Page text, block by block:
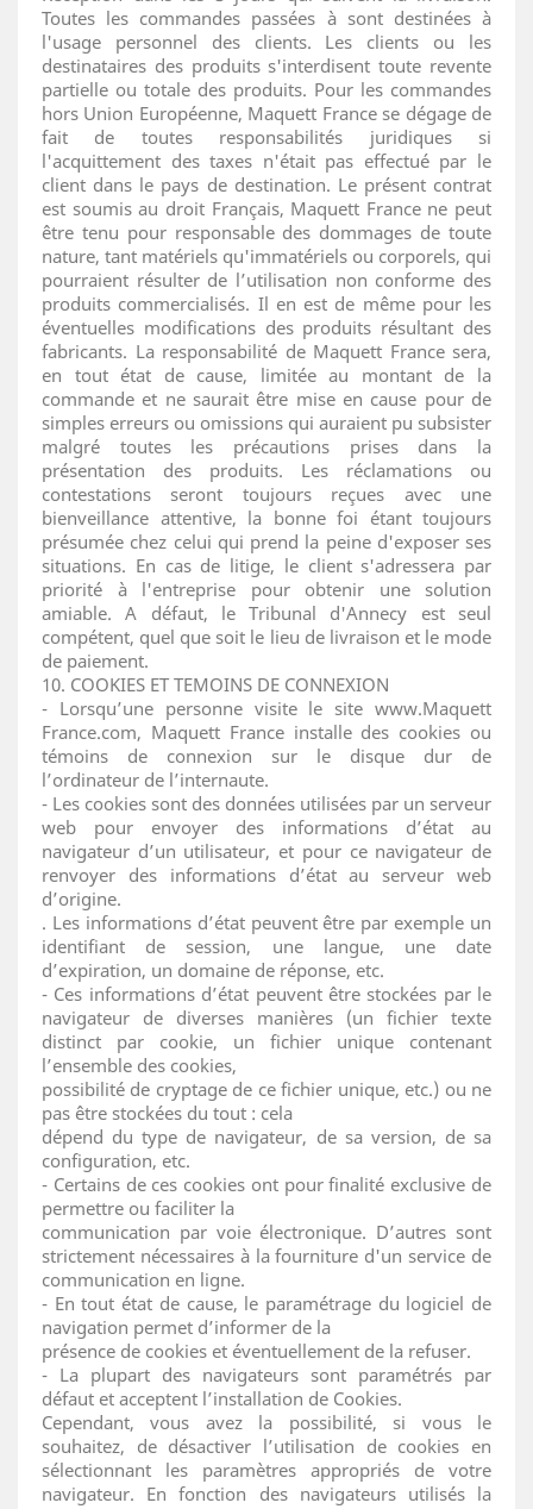
Toutes les commandes passées à sont destinées à
l'usage personnel des clients. Les clients ou les
destinataires des produits s'interdisent toute revente
partielle ou totale des produits. Pour les commandes
hors Union Européenne, Maquett France se dégage de
fait de toutes responsabilités juridiques si
l'acquittement des taxes n'était pas effectué par le
client dans le pays de destination. Le présent contrat
est soumis au droit Français, Maquett France ne peut
être tenu pour responsable des dommages de toute
nature, tant matériels qu'immatériels ou corporels, qui
pourraient résulter de l’utilisation non conforme des
produits commercialisés. Il en est de même pour les
éventuelles modifications des produits résultant des
fabricants. La responsabilité de Maquett France sera,
en tout état de cause, limitée au montant de la
commande et ne saurait être mise en cause pour de
simples erreurs ou omissions qui auraient pu subsister
malgré toutes les précautions prises dans la
présentation des produits. Les réclamations ou
contestations seront toujours reçues avec une
bienveillance attentive, la bonne foi étant toujours
présumée chez celui qui prend la peine d'exposer ses
situations. En cas de litige, le client s'adressera par
priorité à l'entreprise pour obtenir une solution
amiable. A défaut, le Tribunal d'Annecy est seul
compétent, quel que soit le lieu de livraison et le mode
de paiement.
10. COOKIES ET TEMOINS DE CONNEXION
- Lorsqu’une personne visite le site www.Maquett
France.com, Maquett France installe des cookies ou
témoins de connexion sur le disque dur de
l’ordinateur de l’internaute.
- Les cookies sont des données utilisées par un serveur
web pour envoyer des informations d’état au
navigateur d’un utilisateur, et pour ce navigateur de
renvoyer des informations d’état au serveur web
d’origine.
. Les informations d’état peuvent être par exemple un
identifiant de session, une langue, une date
d’expiration, un domaine de réponse, etc.
- Ces informations d’état peuvent être stockées par le
navigateur de diverses manières (un fichier texte
distinct par cookie, un fichier unique contenant
l’ensemble des cookies,
possibilité de cryptage de ce fichier unique, etc.) ou ne
pas être stockées du tout : cela
dépend du type de navigateur, de sa version, de sa
configuration, etc.
- Certains de ces cookies ont pour finalité exclusive de
permettre ou faciliter la
communication par voie électronique. D’autres sont
strictement nécessaires à la fourniture d'un service de
communication en ligne.
- En tout état de cause, le paramétrage du logiciel de
navigation permet d’informer de la
présence de cookies et éventuellement de la refuser.
- La plupart des navigateurs sont paramétrés par
défaut et acceptent l’installation de Cookies.
Cependant, vous avez la possibilité, si vous le
souhaitez, de désactiver l’utilisation de cookies en
sélectionnant les paramètres appropriés de votre
navigateur. En fonction des navigateurs utilisés la